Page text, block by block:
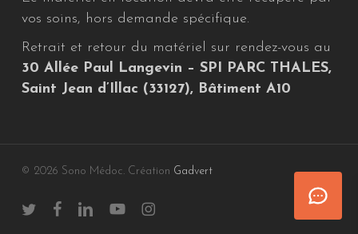
vos soins, hors demande spécifique.
Retrait et retour du matériel sur rendez-vous au
30 Allée Paul Langevin – SPI PARC THALES,
Saint Jean d’Illac (33127), Bâtiment A10
© 2026 Sono Médoc. Création Gadvert
twitter facebooklinkedinyoutubeinstagram